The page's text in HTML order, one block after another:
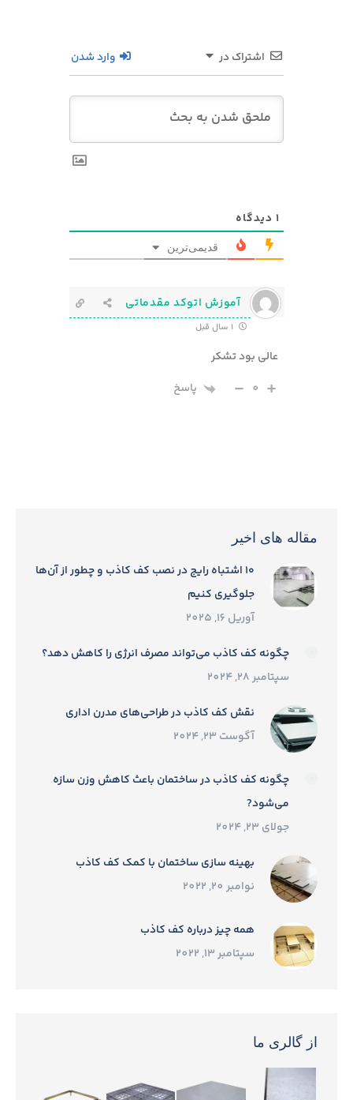
اشتراک در وارد شدن
1 دیدگاه
قدیمی‌ترین
آموزش اتوکد مقدماتی
1 سال قبل
عالی بود تشکر
0
پاسخ
مقاله های اخیر
۱۰ اشتباه رایج در نصب کف کاذب و چطور از آن‌ها
جلوگیری کنیم
آوریل 16, 2025
چگونه کف کاذب می‌تواند مصرف انرژی را کاهش دهد؟
سپتامبر 28, 2024
نقش کف کاذب در طراحی‌های مدرن اداری
آگوست 23, 2024
چگونه کف کاذب در ساختمان باعث کاهش وزن سازه
می‌شود?
جولای 23, 2024
بهینه سازی ساختمان با کمک کف کاذب
نوامبر 20, 2022
همه چیز درباره کف کاذب
سپتامبر 13, 2022
از گالری ما